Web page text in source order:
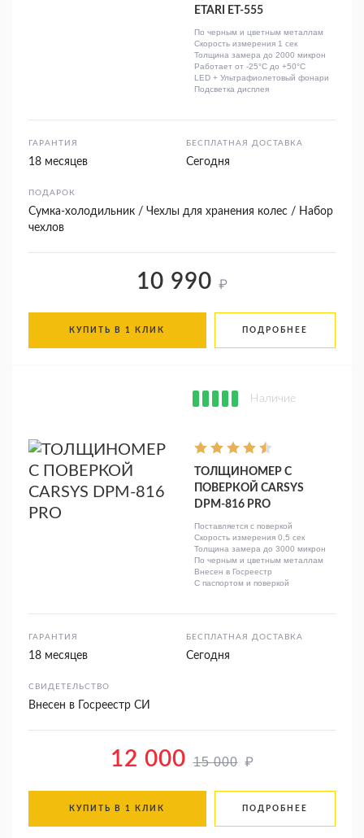
ETARI ET-555
По черным и цветным металлам
Скорость измерения 1 сек
Толщина замера до 2000 микрон
Работает от -25°C до +50°C
LED + Ультрафиолетовый фонари
Подсветка дисплея
ГАРАНТИЯ
18 месяцев
БЕСПЛАТНАЯ ДОСТАВКА
Сегодня
ПОДАРОК
Сумка-холодильник / Чехлы для хранения колес / Набор
чехлов
10 990 ₽
КУПИТЬ В 1 КЛИК ПОДРОБНЕЕ
Наличие
ТОЛЩИНОМЕР С
ПОВЕРКОЙ CARSYS
DPM-816 PRO
Поставляется с поверкой
Скорость измерения 0,5 сек
Толщина замера до 3000 микрон
По черным и цветным металлам
Внесен в Госреестр
С паспортом и поверкой
ГАРАНТИЯ
18 месяцев
БЕСПЛАТНАЯ ДОСТАВКА
Сегодня
СВИДЕТЕЛЬСТВО
Внесен в Госреестр СИ
12 000 15 000 ₽
КУПИТЬ В 1 КЛИК ПОДРОБНЕЕ